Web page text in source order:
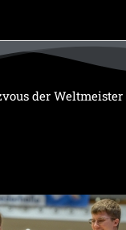
der Weltmeister